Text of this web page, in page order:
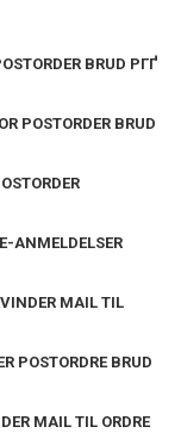
BRUD PГҐ
POSTORDER BRUD
ANMELDELSER
MAIL TIL
POSTORDRE BRUD
MAIL TIL ORDRE